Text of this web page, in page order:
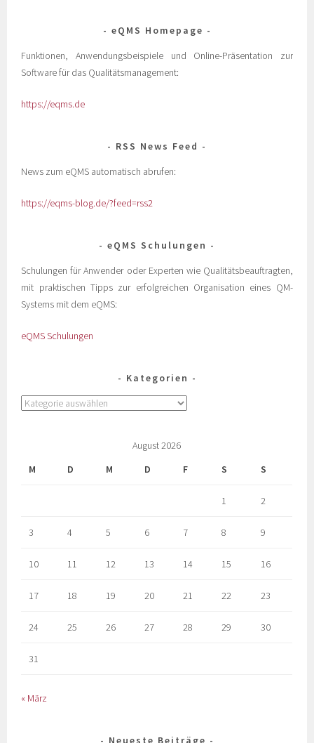
eQMS Homepage
Funktionen, Anwendungsbeispiele und Online-Präsentation zur
Software für das Qualitätsmanagement:
https://eqms.de
RSS News Feed
News zum eQMS automatisch abrufen:
https://eqms-blog.de/?feed=rss2
eQMS Schulungen
Schulungen für Anwender oder Experten wie Qualitätsbeauftragten,
mit praktischen Tipps zur erfolgreichen Organisation eines QM-
Systems mit dem eQMS:
eQMS Schulungen
Kategorien
August 2026
M
D M D F S S
1 2
3 4 5 6 7 8 9
10 11 12 13 14 15 16
17 18 19 20 21 22 23
24 25 26 27 28 29 30
31
« März
Neueste Beiträge